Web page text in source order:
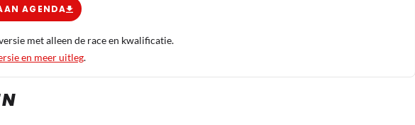
AGENDA
met alleen de race en kwalificatie.
en meer uitleg.